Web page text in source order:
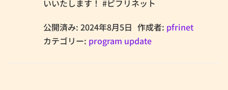
いいたします！ #ピフリネット
公開済み: 2024年8月5日 作成者: pfrinet
カテゴリー: program update